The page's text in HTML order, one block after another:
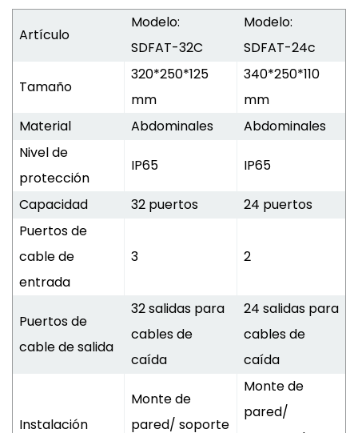
Artículo
Modelo:
SDFAT-32C
Modelo:
SDFAT-24c
Tamaño
320*250*125
mm
340*250*110
mm
Material
Abdominales
Abdominales
Nivel de
protección
IP65 IP65
Capacidad 32 puertos
24 puertos
Puertos de
cable de
entrada
3 2
Puertos de
cable de salida
32 salidas para
cables de
caída
24 salidas para
cables de
caída
Instalación
Monte de
pared/ soporte
Monte de
pared/